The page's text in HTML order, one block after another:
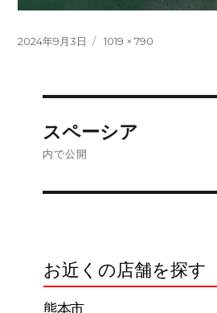
投
2024年9月3日
フ
1019 × 790
稿
ー
スペーシア
内で公開
お近くの店舗を探す
熊本市